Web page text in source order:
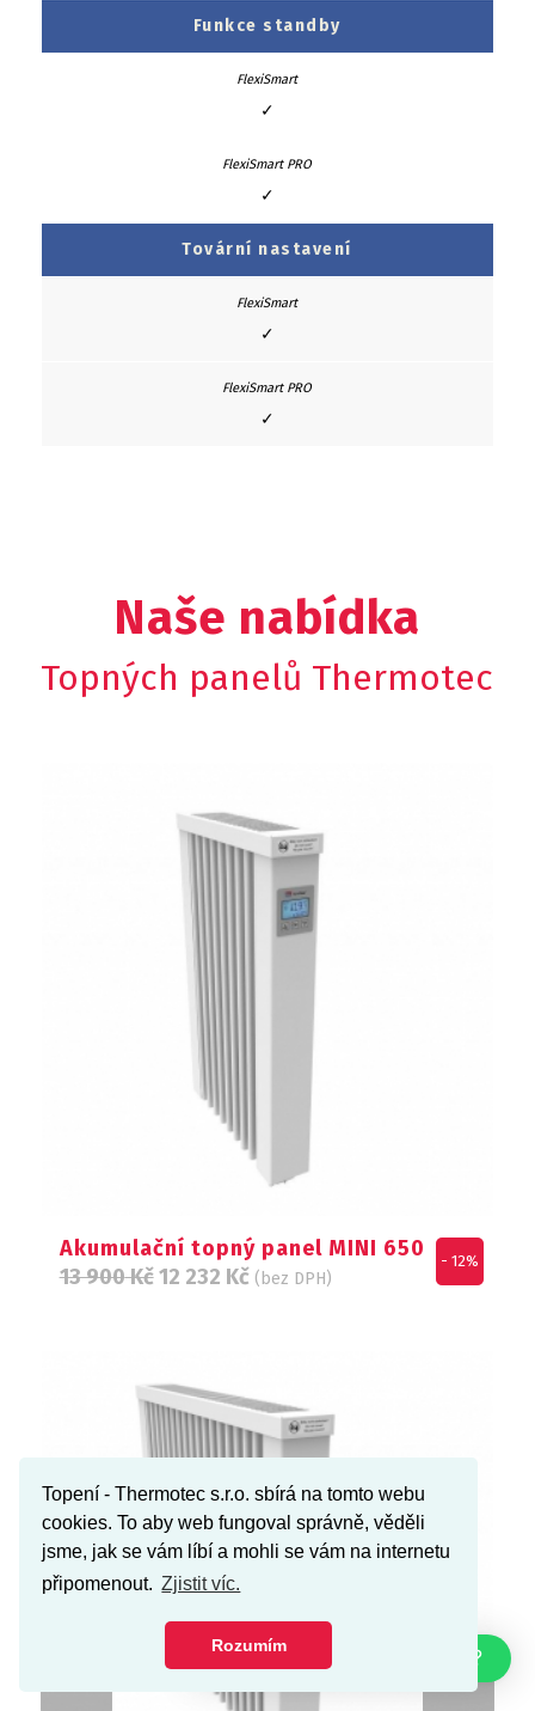
Topení - Thermotec s.r.o. sbírá na tomto webu
cookies. To aby web fungoval správně, věděli
jsme, jak se vám líbí a mohli se vám na internetu
připomenout. Zjistit víc.
Rozumím
Funkce standby
✓
✓
Tovární nastavení
✓
✓
Naše nabídka
Topných panelů Thermotec
Akumulační topný panel MINI 650
13 900Kč 12 232 Kč (bez DPH)
- 12%
Next
Jak Vám můžu pomoci?